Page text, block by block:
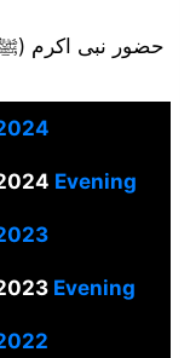
حضور نبی اکرم (ﷺ)
Evening
Evening